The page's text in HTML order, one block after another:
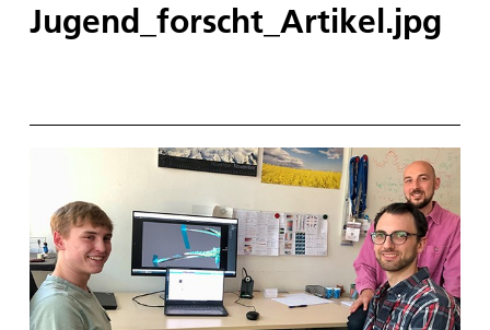
Jugend_forscht_Artikel.jpg